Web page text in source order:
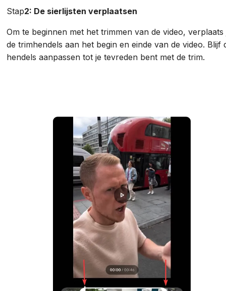
Stap2: De sierlijsten verplaatsen
Om te beginnen met het trimmen van de video, verplaats
de trimhendels aan het begin en einde van de video. Blijf
hendels aanpassen tot je tevreden bent met de trim.